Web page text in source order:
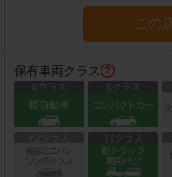
この
保有車両クラス